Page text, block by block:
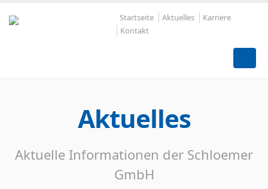
Startseite Aktuelles
Karriere
Kontakt
Aktuelles
Aktuelle Informationen der Schloemer
GmbH